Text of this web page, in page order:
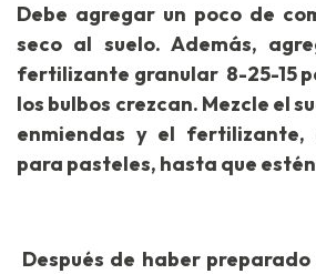
Debe agregar un poco de
seco al suelo. Además,
fertilizante granular 8-25-15
los bulbos crezcan. Mezcle el
enmiendas y el fertilizante,
para pasteles, hasta que
Después de haber